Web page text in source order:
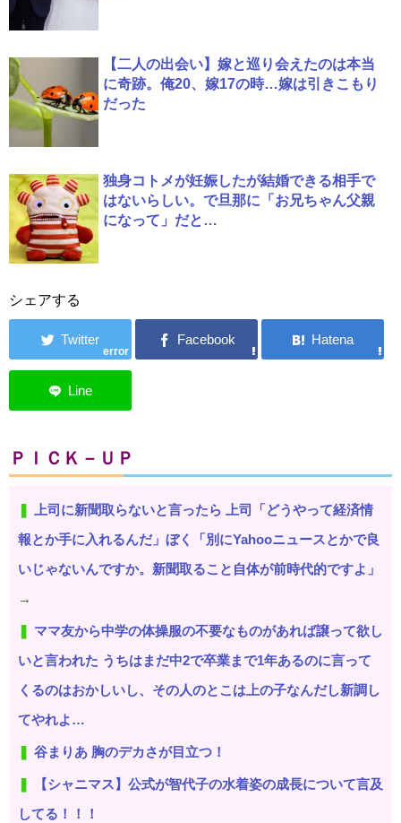
【二人の出会い】嫁と巡り会えたのは本当
に奇跡。俺20、嫁17の時…嫁は引きこもり
だった
独身コトメが妊娠したが結婚できる相手で
はないらしい。で旦那に「お兄ちゃん父親
になって」だと…
シェアする
error
ＰＩＣＫ－ＵＰ
上司に新聞取らないと言ったら 上司「どうやって経済情
報とか手に入れるんだ」ぼく「別にYahooニュースとかで良
いじゃないんですか。新聞取ること自体が前時代的ですよ」
→
ママ友から中学の体操服の不要なものがあれば譲って欲し
いと言われた うちはまだ中2で卒業まで1年あるのに言って
くるのはおかしいし、その人のとこは上の子なんだし新調し
てやれよ…
谷まりあ 胸のデカさが目立つ！
【シャニマス】公式が智代子の水着姿の成長について言及
してる！！！